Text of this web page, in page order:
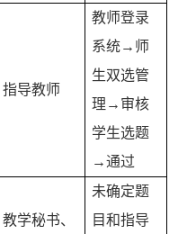
指导教师
教师登录
系统→师
生双选管
理→审核
学生选题
→通过
教学秘书、
未确定题
目和指导